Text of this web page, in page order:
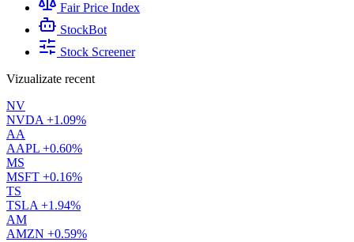
Fair Price Index
StockBot
Stock Screener
Vizualizate recent
NV
NVDA +1.09%
AA
AAPL +0.60%
MS
MSFT +0.16%
TS
TSLA +1.94%
AM
AMZN +0.59%